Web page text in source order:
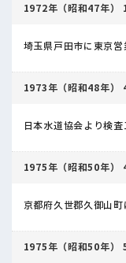
1972年（昭和47年）
埼玉県戸田市に東京
1973年（昭和48年）
日本水道協会より検
1975年（昭和50年）
京都府久世郡久御山
1975年（昭和50年）